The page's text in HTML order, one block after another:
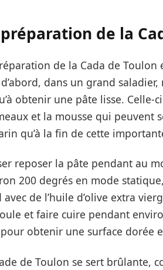
de la
de la Cada de
dans un grand
obtenir une pâte lisse.
et la mousse qui peuvent
qu’à la fin de cette
reposer la pâte pendant au
200 degrés en mode
avec de l’huile d’olive extra
et faire cuire pendant
obtenir une surface dorée
de Toulon se sert brûlante,